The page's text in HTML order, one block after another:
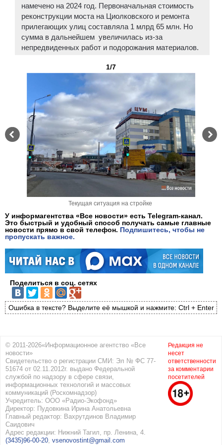
намечено на 2024 год. Первоначальная стоимость
реконструкции моста на Циолковского и ремонта
прилегающих улиц составляла 1 млрд 65 млн. Но
сумма в дальнейшем увеличилась из-за
непредвиденных работ и подорожания материалов.
1/7
Текущая ситуация на стройке
У информагентства «Все новости» есть Telegram-канал.
Это быстрый и удобный способ получать самые главные
новости прямо в свой телефон. Подпишитесь, чтобы не
пропускать важное.
Поделиться в соц. сетях
Ошибка в тексте? Выделите её мышкой и нажмите: Ctrl + Enter
© 2011-2026«Информационное агентство «Все
новости»
Свидетельство о регистрации СМИ: Эл № ФС 77-
51674 от 02.11.2012г. выдано Федеральной
службой по надзору в сфере связи,
информационных технологий и массовых
коммуникаций (Роскомнадзор)
Учредитель: ООО «Радио-Экофонд»
Директор: Пудовкина Ирина Анатольевна
Главный редактор: Вахрутдинов Владимир
Саидович
Адрес редакции: Нижний Тагил, пр. Ленина, 4.
(3435)96-00-20, vsenovostint@gmail.com
Редакция не
несет
ответственности
за комментарии
посетителей